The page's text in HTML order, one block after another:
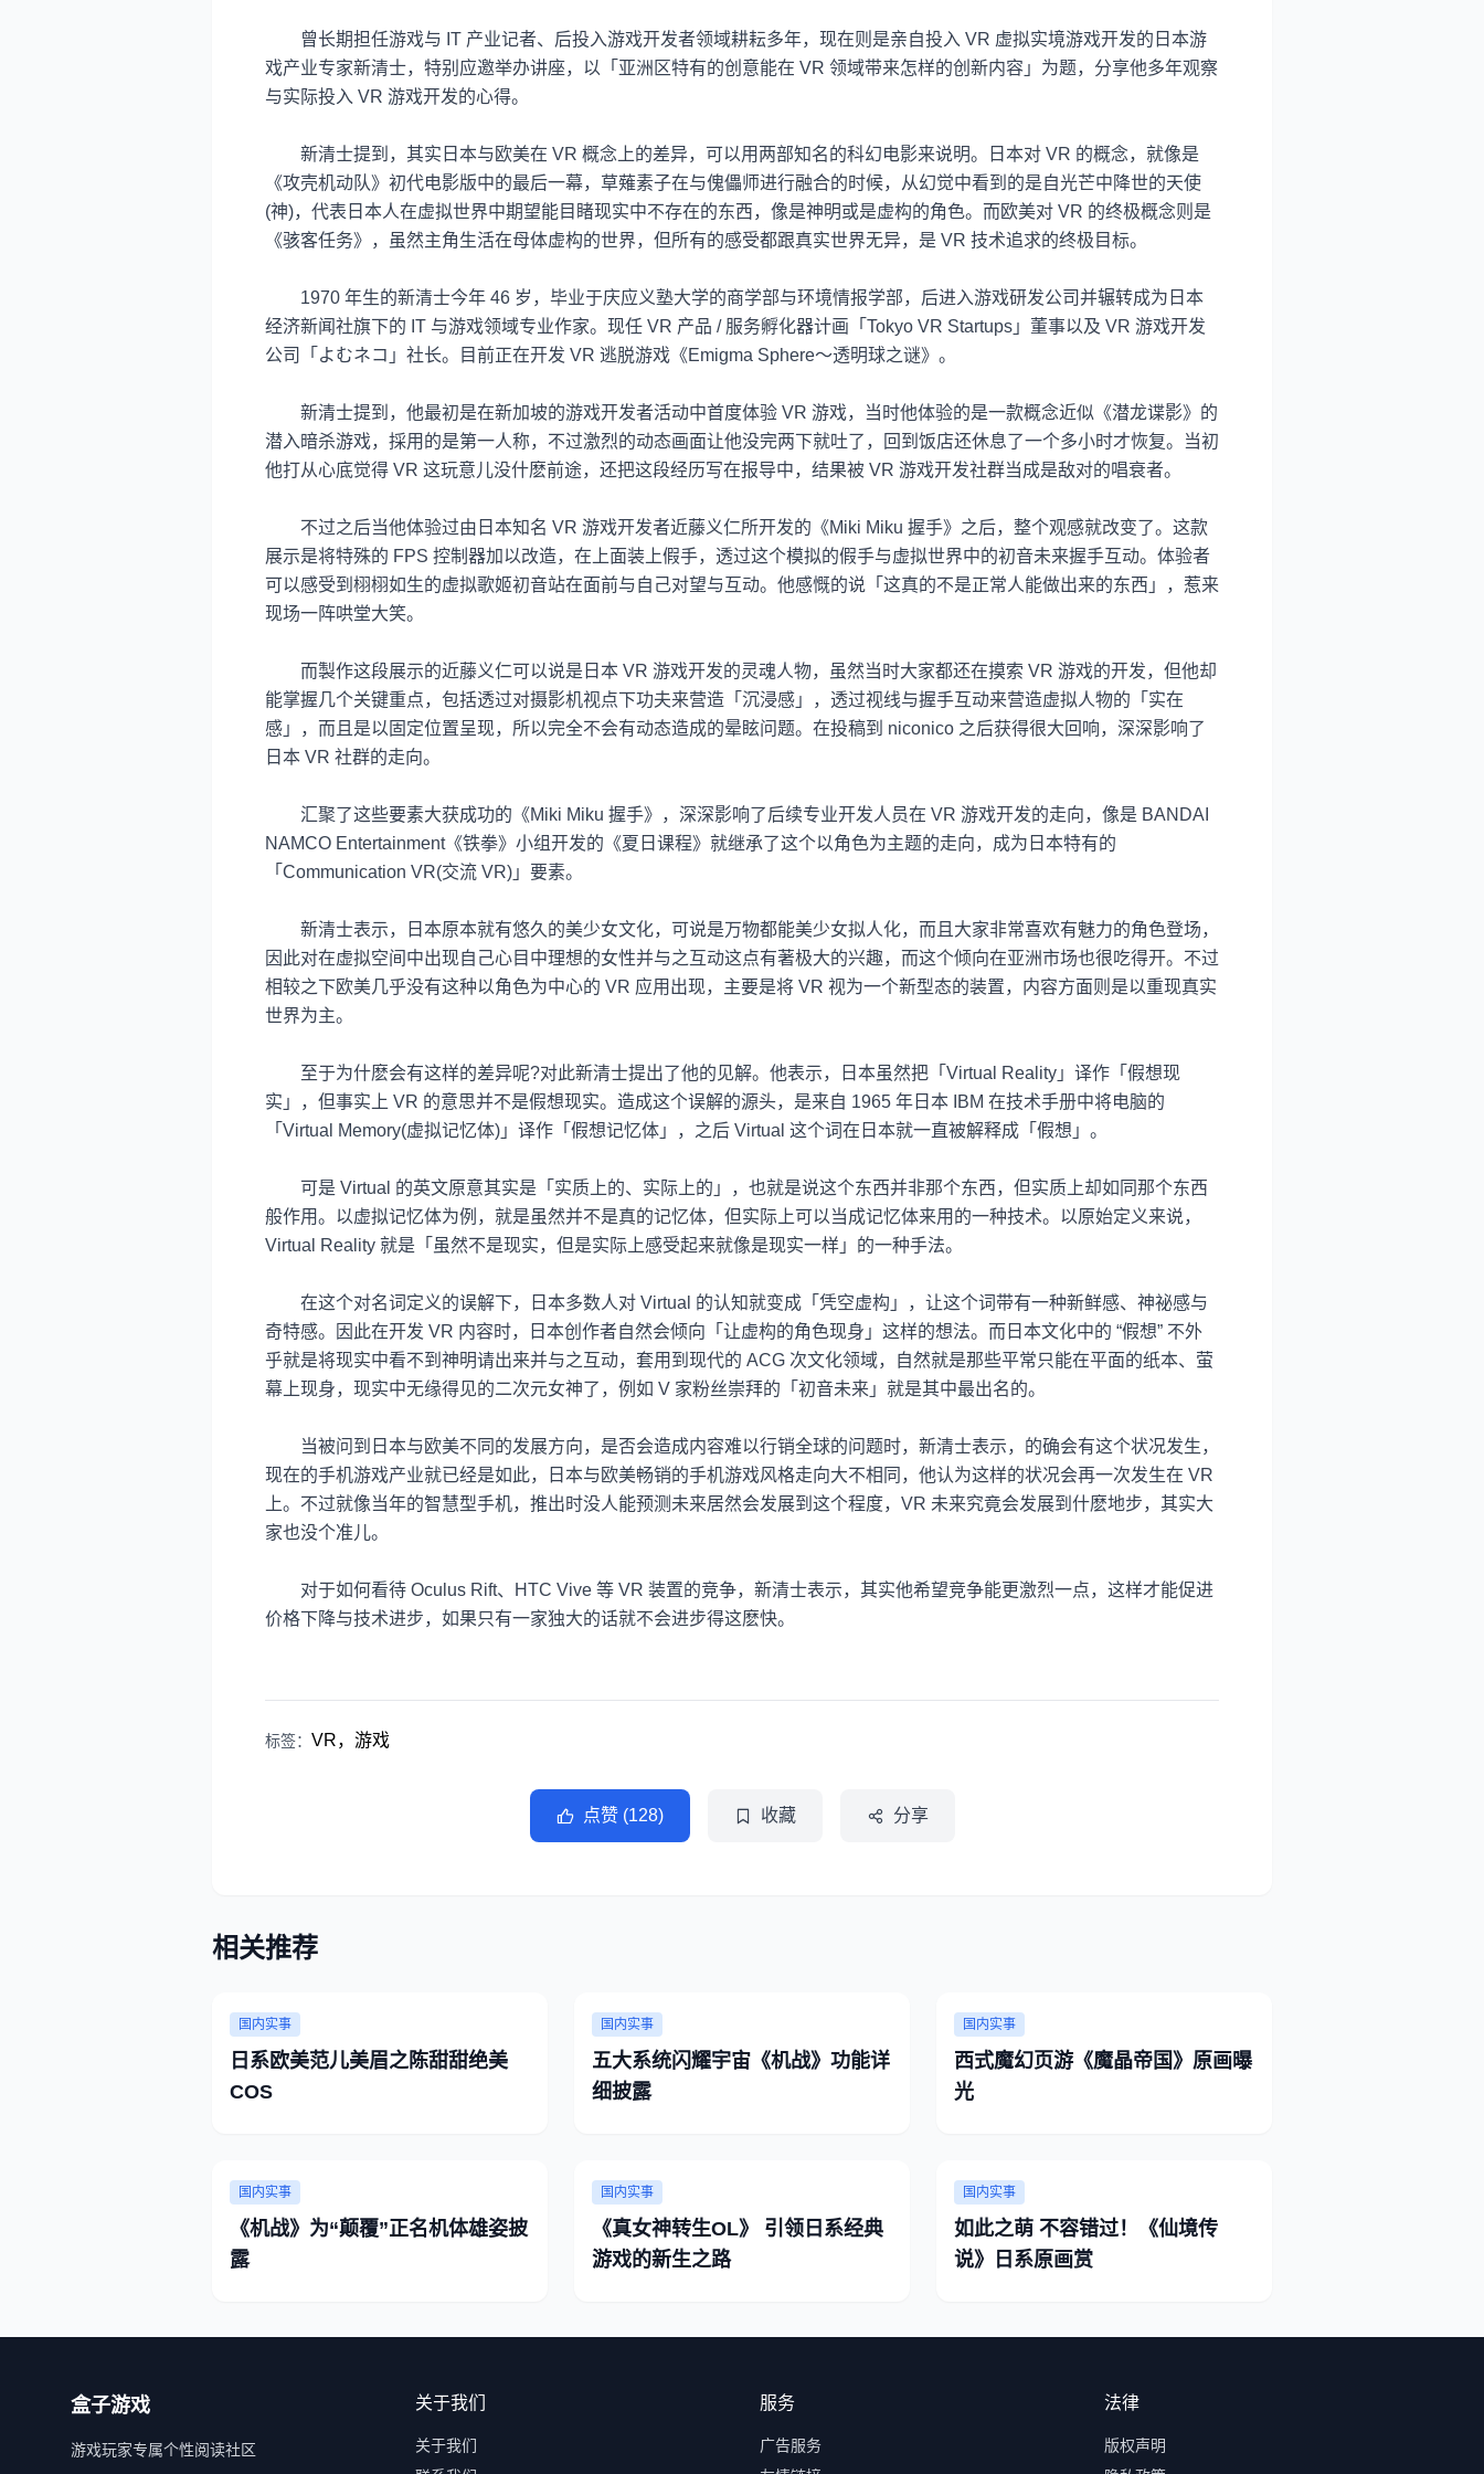
曾长期担任游戏与 IT 产业记者、后投入游戏开发者领域耕耘多年，现在则是亲自投入 VR 虚拟实境游戏开发的日本游
戏产业专家新清士，特别应邀举办讲座，以「亚洲区特有的创意能在 VR 领域带来怎样的创新内容」为题，分享他多年观察
与实际投入 VR 游戏开发的心得。
新清士提到，其实日本与欧美在 VR 概念上的差异，可以用两部知名的科幻电影来说明。日本对 VR 的概念，就像是
《攻壳机动队》初代电影版中的最后一幕，草薙素子在与傀儡师进行融合的时候，从幻觉中看到的是自光芒中降世的天使
(神)，代表日本人在虚拟世界中期望能目睹现实中不存在的东西，像是神明或是虚构的角色。而欧美对 VR 的终极概念则是
《骇客任务》，虽然主角生活在母体虚构的世界，但所有的感受都跟真实世界无异，是 VR 技术追求的终极目标。
1970 年生的新清士今年 46 岁，毕业于庆应义塾大学的商学部与环境情报学部，后进入游戏研发公司并辗转成为日本
经济新闻社旗下的 IT 与游戏领域专业作家。现任 VR 产品 / 服务孵化器计画「 Tokyo VR Startups 」董事以及 VR 游戏开发
公司「よむネコ」社长。目前正在开发 VR 逃脱游戏《Emigma Sphere～透明球之谜》。
新清士提到，他最初是在新加坡的游戏开发者活动中首度体验 VR 游戏，当时他体验的是一款概念近似《潜龙谍影》的
潜入暗杀游戏，採用的是第一人称，不过激烈的动态画面让他没完两下就吐了，回到饭店还休息了一个多小时才恢复。当初
他打从心底觉得 VR 这玩意儿没什麽前途，还把这段经历写在报导中，结果被 VR 游戏开发社群当成是敌对的唱衰者。
不过之后当他体验过由日本知名 VR 游戏开发者近藤义仁所开发的《Miki Miku 握手》之后，整个观感就改变了。这款
展示是将特殊的 FPS 控制器加以改造，在上面装上假手，透过这个模拟的假手与虚拟世界中的初音未来握手互动。体验者
可以感受到栩栩如生的虚拟歌姬初音站在面前与自己对望与互动。他感慨的说「这真的不是正常人能做出来的东西」，惹来
现场一阵哄堂大笑。
而製作这段展示的近藤义仁可以说是日本 VR 游戏开发的灵魂人物，虽然当时大家都还在摸索 VR 游戏的开发，但他却
能掌握几个关键重点，包括透过对摄影机视点下功夫来营造「沉浸感」，透过视线与握手互动来营造虚拟人物的「实在
感」，而且是以固定位置呈现，所以完全不会有动态造成的晕眩问题。在投稿到 niconico 之后获得很大回响，深深影响了
日本 VR 社群的走向。
汇聚了这些要素大获成功的《Miki Miku 握手》，深深影响了后续专业开发人员在 VR 游戏开发的走向，像是 BANDAI
NAMCO Entertainment《铁拳》小组开发的《夏日课程》就继承了这个以角色为主题的走向，成为日本特有的
「 Communication VR(交流 VR) 」要素。
新清士表示，日本原本就有悠久的美少女文化，可说是万物都能美少女拟人化，而且大家非常喜欢有魅力的角色登场，
因此对在虚拟空间中出现自己心目中理想的女性并与之互动这点有著极大的兴趣，而这个倾向在亚洲市场也很吃得开。不过
相较之下欧美几乎没有这种以角色为中心的 VR 应用出现，主要是将 VR 视为一个新型态的装置，内容方面则是以重现真实
世界为主。
至于为什麽会有这样的差异呢?对此新清士提出了他的见解。他表示，日本虽然把「 Virtual Reality 」译作「假想现
实」，但事实上 VR 的意思并不是假想现实。造成这个误解的源头，是来自 1965 年日本 IBM 在技术手册中将电脑的
「 Virtual Memory(虚拟记忆体) 」译作「假想记忆体」，之后 Virtual 这个词在日本就一直被解释成「假想」。
可是 Virtual 的英文原意其实是「实质上的、实际上的」，也就是说这个东西并非那个东西，但实质上却如同那个东西
般作用。以虚拟记忆体为例，就是虽然并不是真的记忆体，但实际上可以当成记忆体来用的一种技术。以原始定义来说，
Virtual Reality 就是「虽然不是现实，但是实际上感受起来就像是现实一样」的一种手法。
在这个对名词定义的误解下，日本多数人对 Virtual 的认知就变成「凭空虚构」，让这个词带有一种新鲜感、神祕感与
奇特感。因此在开发 VR 内容时，日本创作者自然会倾向「让虚构的角色现身」这样的想法。而日本文化中的 “假想” 不外
乎就是将现实中看不到神明请出来并与之互动，套用到现代的 ACG 次文化领域，自然就是那些平常只能在平面的纸本、萤
幕上现身，现实中无缘得见的二次元女神了，例如 V 家粉丝崇拜的「初音未来」就是其中最出名的。
当被问到日本与欧美不同的发展方向，是否会造成内容难以行销全球的问题时，新清士表示，的确会有这个状况发生，
现在的手机游戏产业就已经是如此，日本与欧美畅销的手机游戏风格走向大不相同，他认为这样的状况会再一次发生在 VR
上。不过就像当年的智慧型手机，推出时没人能预测未来居然会发展到这个程度， VR 未来究竟会发展到什麽地步，其实大
家也没个准儿。
对于如何看待 Oculus Rift、 HTC Vive 等 VR 装置的竞争，新清士表示，其实他希望竞争能更激烈一点，这样才能促进
价格下降与技术进步，如果只有一家独大的话就不会进步得这麽快。
标签： VR，游戏
点赞 (128) 收藏 分享
相关推荐
国内实事
日系欧美范儿美眉之陈甜甜绝美
COS
国内实事
五大系统闪耀宇宙《机战》功能详
细披露
国内实事
西式魔幻页游《魔晶帝国》原画曝
光
国内实事
《机战》为“颠覆”正名机体雄姿披
露
国内实事
《真女神转生OL》 引领日系经典
游戏的新生之路
国内实事
如此之萌 不容错过！《仙境传
说》日系原画赏
盒子游戏
游戏玩家专属个性阅读社区
关于我们
关于我们
服务
广告服务
法律
版权声明